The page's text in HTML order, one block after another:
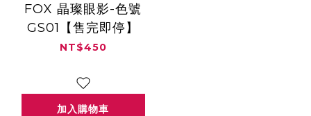
FOX 晶璨眼影-色號
GS01【售完即停】
NT$450
加入購物車